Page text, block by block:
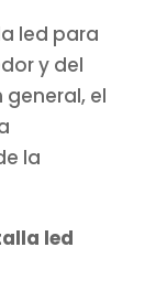
led para
y del
general, el
la
led